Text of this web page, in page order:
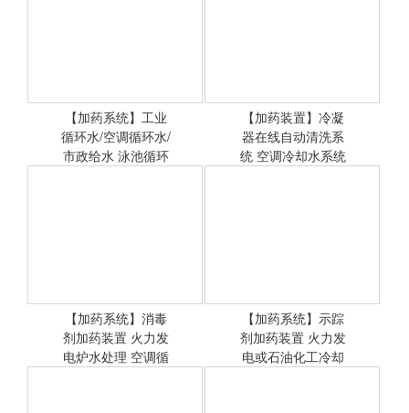
<查看详情> <查看详情>
<查看详情>
【加药系统】工业
循环水/空调循环水/
市政给水 泳池循环
<查看详情>
【加药装置】冷凝
器在线自动清洗系
统 空调冷却水系统
【加药系统】消毒
剂加药装置 火力发
电炉水处理 空调循
【加药系统】示踪
剂加药装置 火力发
电或石油化工冷却